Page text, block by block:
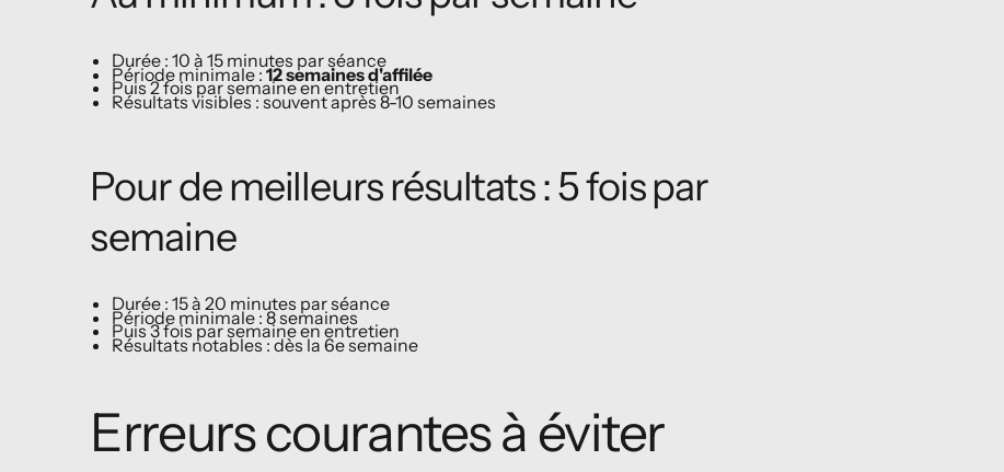
Durée : 10 à 15 minutes par séance
Période minimale :12 semaines d'affilée
Puis 2 fois par semaine en entretien
Résultats visibles : souvent après 8-10 semaines
Pour de meilleurs résultats : 5 fois par
semaine
Durée : 15 à 20 minutes par séance
Période minimale : 8 semaines
Puis 3 fois par semaine en entretien
Résultats notables : dès la 6e semaine
Erreurs courantes à éviter